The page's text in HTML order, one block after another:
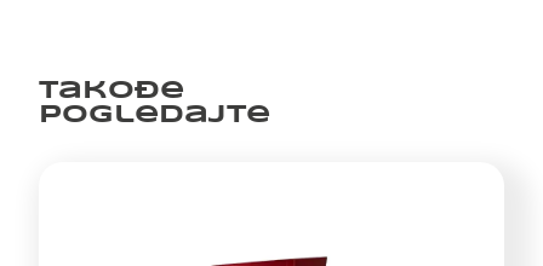
Takođe
pogledajte